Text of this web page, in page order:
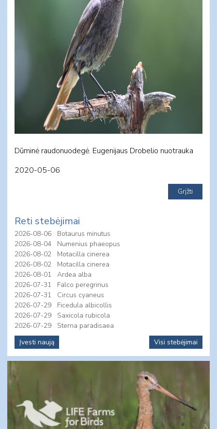
Dūminė raudonuodegė. Eugenijaus Drobelio nuotrauka
2020-05-06
Reti stebėjimai
2026-08-06
Botaurus minutus
2026-08-04
Numenius phaeopus
2026-08-02
Motacilla cinerea
2026-08-02
Motacilla cinerea
2026-08-01
Ardea alba
2026-07-31
Falco peregrinus
2026-07-31
Circus cyaneus
2026-07-29
Ficedula albicollis
2026-07-29
Saxicola rubicola
2026-07-29
Sterna paradisaea
Įvesti naują
Visi stebėjimai